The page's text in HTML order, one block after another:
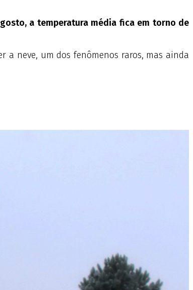
a temperatura média fica em torno de
a neve, um dos fenômenos raros, mas ainda